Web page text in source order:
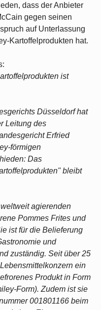
dass der Anbieter
gegen seinen
auf Unterlassung
Kartoffelprodukten hat.
ist
Düsseldorf hat
Leitung des
Erfried
förmigen
Das
bleibt
agierenden
Pommes Frites und
ist für die Belieferung
und
zuständig. Seit über 25
ein
Produkt in Form
Form). Zudem ist sie
001801166 beim